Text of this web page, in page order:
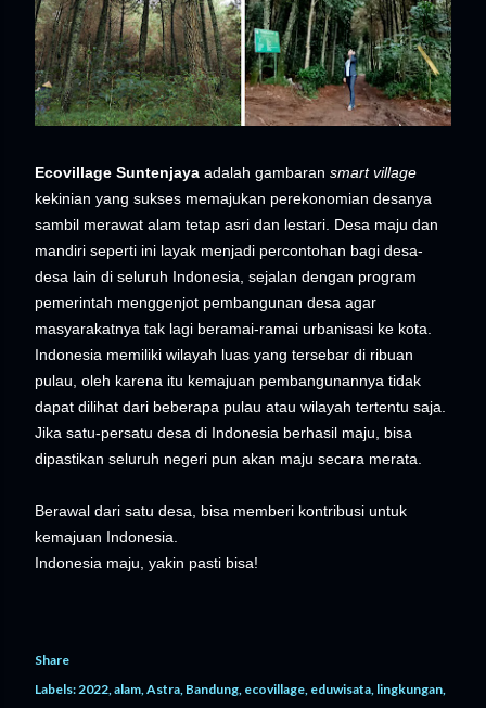
Ecovillage Suntenjaya adalah gambaran smart village
kekinian yang sukses memajukan perekonomian desanya
sambil merawat alam tetap asri dan lestari. Desa maju dan
mandiri seperti ini layak menjadi percontohan bagi desa-
desa lain di seluruh Indonesia, sejalan dengan program
pemerintah menggenjot pembangunan desa agar
masyarakatnya tak lagi beramai-ramai urbanisasi ke kota.
Indonesia memiliki wilayah luas yang tersebar di ribuan
pulau, oleh karena itu kemajuan pembangunannya tidak
dapat dilihat dari beberapa pulau atau wilayah tertentu saja.
Jika satu-persatu desa di Indonesia berhasil maju, bisa
dipastikan seluruh negeri pun akan maju secara merata.
Berawal dari satu desa, bisa memberi kontribusi untuk
kemajuan Indonesia.
Indonesia maju, yakin pasti bisa!
Share
Labels: 2022 alam Astra Bandung ecovillage eduwisata lingkungan